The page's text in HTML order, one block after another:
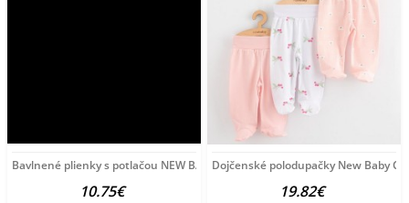
Bavlnené plienky s potlačou NEW BABY 60x80 cm STANDARD GIRL
10.75€
Dojčenské polodupačky New Baby
19.82€